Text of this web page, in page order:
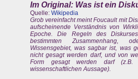
Im Original: Was ist ein
Quelle: Wikipedia
Grob vereinfacht meint Foucault mit
aufscheinende Verständnis von
Epoche. Die Regeln des
bestimmten Zusammenhang,
Wissensgebiet, was sagbar ist, was
nicht gesagt werden darf, und von
Form gesagt werden darf
wissenschaftlichen Aussage).